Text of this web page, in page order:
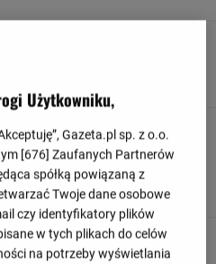
wybijając piłkę.
z autu na połowie
Użytkowniku,
Gazeta.pl sp. z o.o.
[676] Zaufanych Partnerów
spółką powiązaną z
Twoje dane osobowe
czy identyfikatory plików
w tych plikach do celów
na potrzeby wyświetlania